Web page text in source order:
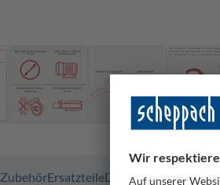
ZubehörErsatzteileDokumenteFAQ